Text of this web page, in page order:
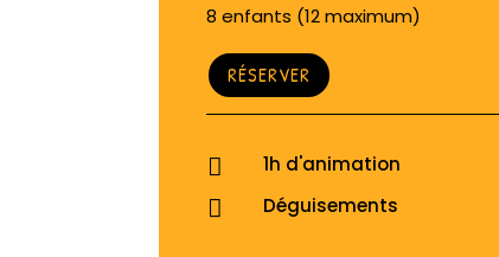
8 enfants (12 maximum)
RÉSERVER
 1h d'animation
 Déguisements